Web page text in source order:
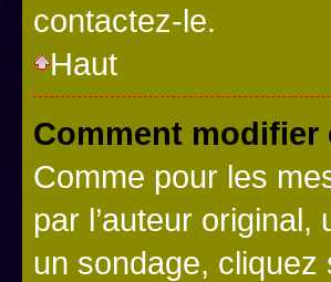
contactez-le.
Haut
Comment
Comme pour les
par l’auteur
un sondage,